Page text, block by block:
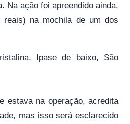
Na ação foi apreendido ainda,
reais) na mochila de um dos
Ipase de baixo, São
estava na operação, acredita
mas isso será esclarecido